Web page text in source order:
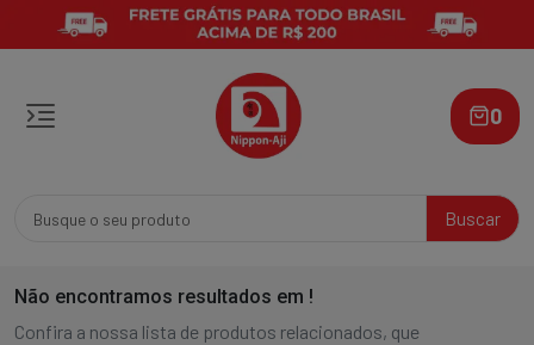
Buscar
0
Não encontramos resultados em !
Confira a nossa lista de produtos relacionados, que